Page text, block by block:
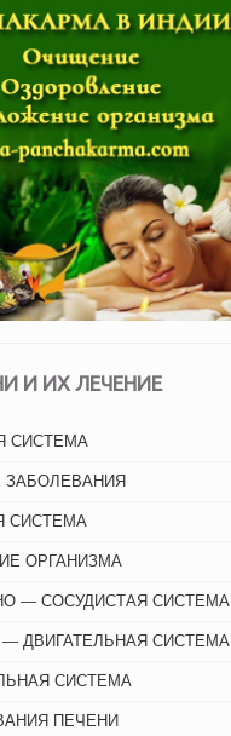
И ИХ ЛЕЧЕНИЕ
СИСТЕМА
СИСТЕМА
ОРГАНИЗМА
— СОСУДИСТАЯ СИСТЕМА
ДВИГАТЕЛЬНАЯ СИСТЕМА
СИСТЕМА
ПЕЧЕНИ